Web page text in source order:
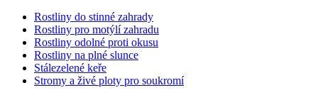
Rostliny do stinné zahrady
Rostliny pro motýlí zahradu
Rostliny odolné proti okusu
Rostliny na plné slunce
Stálezelené keře
Stromy a živé ploty pro soukromí